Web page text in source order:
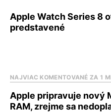
Apple Watch Series 8
predstavené
NAJVIAC KOMENTOVANÉ ZA 1
Apple pripravuje nový
RAM, zrejme sa